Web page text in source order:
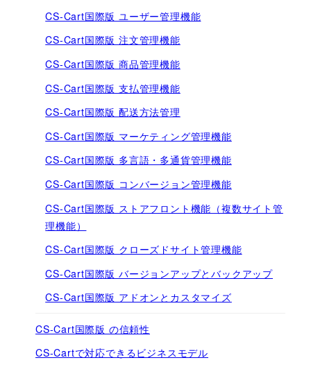
CS-Cart国際版 ユーザー管理機能
CS-Cart国際版 注文管理機能
CS-Cart国際版 商品管理機能
CS-Cart国際版 支払管理機能
CS-Cart国際版 配送方法管理
CS-Cart国際版 マーケティング管理機能
CS-Cart国際版 多言語・多通貨管理機能
CS-Cart国際版 コンバージョン管理機能
CS-Cart国際版 ストアフロント機能（複数サイト管
理機能）
CS-Cart国際版 クローズドサイト管理機能
CS-Cart国際版 バージョンアップとバックアップ
CS-Cart国際版 アドオンとカスタマイズ
CS-Cart国際版 の信頼性
CS-Cartで対応できるビジネスモデル